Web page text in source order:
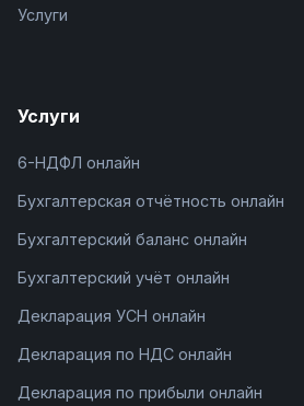
Услуги
Услуги
6-НДФЛ онлайн
Бухгалтерская отчётность онлайн
Бухгалтерский баланс онлайн
Бухгалтерский учёт онлайн
Декларация УСН онлайн
Декларация по НДС онлайн
Декларация по прибыли онлайн